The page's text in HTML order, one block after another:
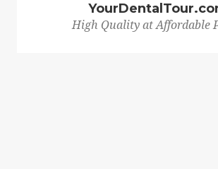
High Quality at Affordable